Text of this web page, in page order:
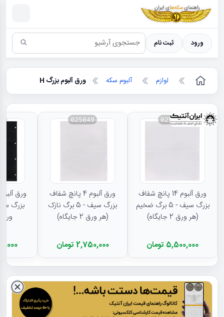
سکه ها ؛ راهنمای سکه شناسی
ورود ثبت نام
لوازم آلبوم سکه ورق آلبوم بزرگ H
025847
ورق آلبوم 14 پانچ شفاف
بزرگ سیف - 5 برگ ضخیم
(هر ورق 2 جایگاه)
5,500,000 تومان
025849
ورق آلبوم 4 پانچ شفاف
بزرگ سیف - 5 برگ نازک
(هر ورق 2 جایگاه)
2,750,000 تومان
ورق 2